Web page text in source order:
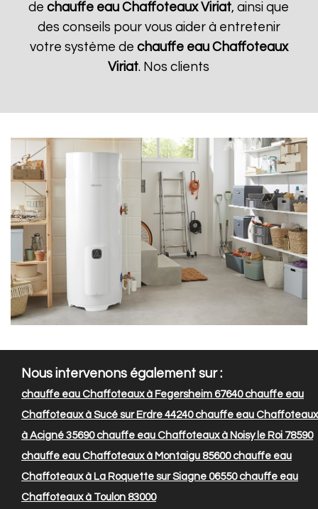
dechauffe eau Chaffoteaux Viriat, ainsi que
des conseils pour vous aider à entretenir
votre système de chauffe eau Chaffoteaux
Viriat. Nos clients
Nous intervenons également sur :
chauffe eau Chaffoteaux à Fegersheim 67640chauffe eau
Chaffoteaux à Sucé sur Erdre 44240chauffe eau Chaffoteaux
à Acigné 35690chauffe eau Chaffoteaux à Noisy le Roi 78590
chauffe eau Chaffoteaux à Montaigu 85600chauffe eau
Chaffoteaux à La Roquette sur Siagne 06550chauffe eau
Chaffoteaux à Toulon 83000